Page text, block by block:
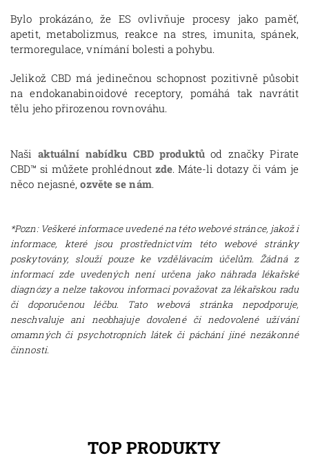
Bylo prokázáno, že ES ovlivňuje procesy jako paměť,
apetit, metabolizmus, reakce na stres, imunita, spánek,
termoregulace, vnímání bolesti a pohybu.
Jelikož CBD má jedinečnou schopnost pozitivně působit
na endokanabinoidové receptory, pomáhá tak navrátit
tělu jeho přirozenou rovnováhu.
Naši aktuální nabídku CBD produktůod značky Pirate
CBD™ si můžete prohlédnout zde. Máte-li dotazy či vám je
něco nejasné,ozvěte se nám.
*Pozn: Veškeré informace uvedené na této webové stránce, jakož i
informace, které jsou prostřednictvím této webové stránky
poskytovány, slouží pouze ke vzdělávacím účelům. Žádná z
informací zde uvedených není určena jako náhrada lékařské
diagnózy a nelze takovou informaci považovat za lékařskou radu
či doporučenou léčbu. Tato webová stránka nepodporuje,
neschvaluje ani neobhajuje dovolené či nedovolené užívání
omamných či psychotropních látek či páchání jiné nezákonné
činnosti.
TOP PRODUKTY